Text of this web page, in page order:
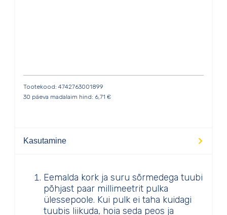
Tootekood: 4742763001899
30 päeva madalaim hind: 6,71 €
Kasutamine
Eemalda kork ja suru sõrmedega tuubi
põhjast paar millimeetrit pulka
ülessepoole. Kui pulk ei taha kuidagi
tuubis liikuda, hoia seda peos ja